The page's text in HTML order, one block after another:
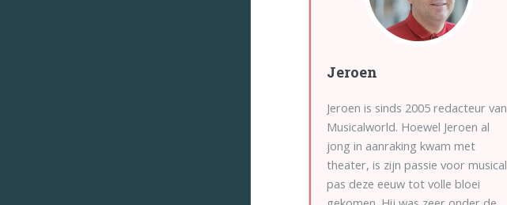
Jeroen
Jeroen is sinds 2005 redacteur van
Musicalworld. Hoewel Jeroen al
jong in aanraking kwam met
theater, is zijn passie voor musical
pas deze eeuw tot volle bloei